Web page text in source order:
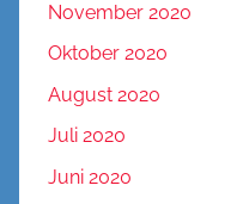
November 2020
Oktober 2020
August 2020
Juli 2020
Juni 2020